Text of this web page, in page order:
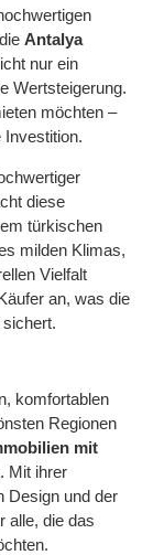
Antalya
nur ein
Wertsteigerung.
möchten –
Investition.
diese
türkischen
milden Klimas,
Vielfalt
an, was die
komfortablen
Regionen
mit
Mit ihrer
Design und der
alle, die das